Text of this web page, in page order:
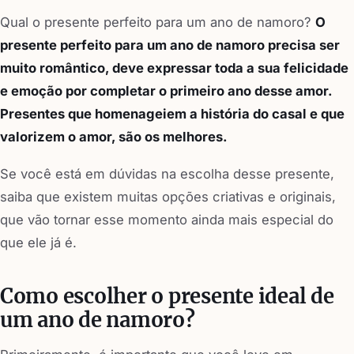
Qual o presente perfeito para um ano de namoro? O
presente perfeito para um ano de namoro precisa ser
muito romântico, deve expressar toda a sua felicidade
e emoção por completar o primeiro ano desse amor.
Presentes que homenageiem a história do casal e que
valorizem o amor, são os melhores.
Se você está em dúvidas na escolha desse presente,
saiba que existem muitas opções criativas e originais,
que vão tornar esse momento ainda mais especial do
que ele já é.
Como escolher o presente ideal de
um ano de namoro?